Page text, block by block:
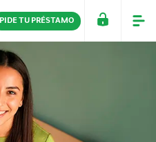
PIDE TU PRÉSTAMO
EMPRESAS